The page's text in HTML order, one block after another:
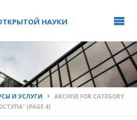
НАУКИ
И УСЛУГИ
ARCHIVE FOR CATEGORY
(PAGE 4)